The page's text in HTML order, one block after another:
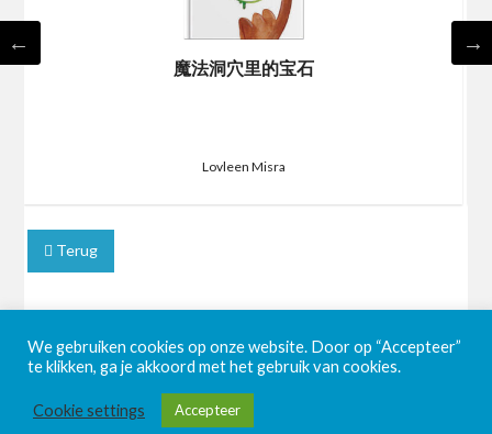
魔法洞穴里的宝石
Lovleen Misra
Terug
©2026 BookaBooka| Powered by
We gebruiken cookies op onze website. Door op “Accepteer”
te klikken, ga je akkoord met het gebruik van cookies.
Cookie settings Accepteer